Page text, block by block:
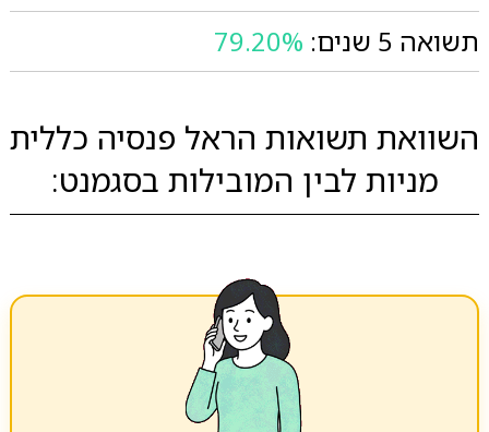
תשואה 5 שנים:
79.20%
השוואת תשואות הראל פנסיה כללית
מניות לבין המובילות בסגמנט: